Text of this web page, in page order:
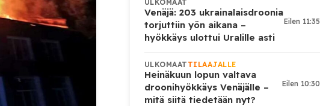
ULKOMAAT
Venäjä: 203 ukrainalaisdroonia
torjuttiin yön aikana –
hyökkäys ulottui Uralille asti
Eilen 11:35
ULKOMAAT TILAAJALLE
Heinäkuun lopun valtava
droonihyökkäys Venäjälle –
mitä siitä tiedetään nyt?
Eilen 10:30